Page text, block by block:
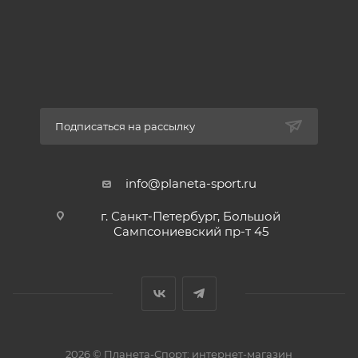
Подписаться на рассылку
info@planeta-sport.ru
г. Санкт-Петербург, Большой
Сампсониевский пр-т 45
2026 © Планета-Спорт: интернет-магазин